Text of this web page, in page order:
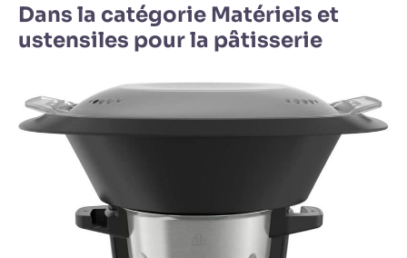
Dans la catégorie Matériels et
ustensiles pour la pâtisserie